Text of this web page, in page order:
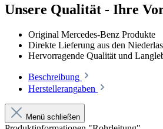
Unsere Qualität - Ihre
Original Mercedes-Benz Produkte
Direkte Lieferung aus den
Hervorragende Qualität und
Beschreibung
Herstellerangaben
Menü schließen